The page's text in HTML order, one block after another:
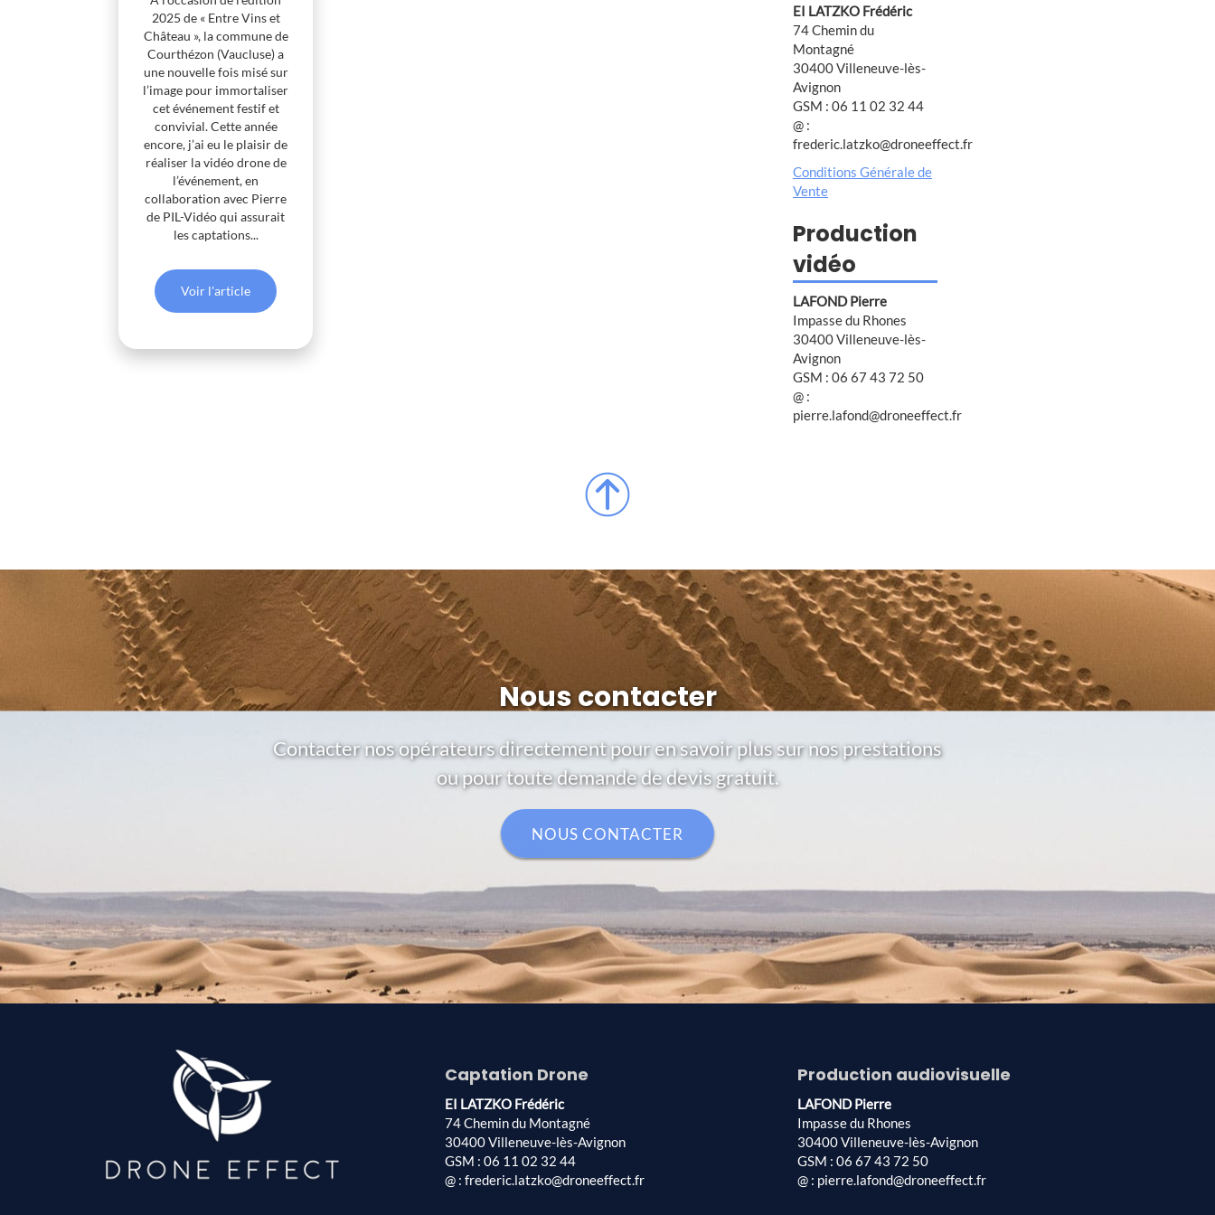
2025 de « Entre Vins et
Château », la commune de
Courthézon (Vaucluse) a
une nouvelle fois misé sur
l’image pour immortaliser
cet événement festif et
convivial. Cette année
encore, j’ai eu le plaisir de
réaliser la vidéo drone de
l’événement, en
collaboration avec Pierre
de PIL-Vidéo qui assurait
les captations...
Voir l'article
EI LATZKO Frédéric
74 Chemin du
Montagné
30400 Villeneuve-lès-
Avignon
GSM : 06 11 02 32 44
@ :
frederic.latzko@droneeffect.fr
Conditions Générale de
Vente
Production
vidéo
LAFOND Pierre
Impasse du Rhones
30400 Villeneuve-lès-
Avignon
GSM : 06 67 43 72 50
@ :
pierre.lafond@droneeffect.fr
Nous contacter
Contacter nos opérateurs directement pour en savoir plus sur nos prestations
ou pour toute demande de devis gratuit.
NOUS CONTACTER
Captation Drone
EI LATZKO Frédéric
74 Chemin du Montagné
30400 Villeneuve-lès-Avignon
GSM : 06 11 02 32 44
@ : frederic.latzko@droneeffect.fr
Production audiovisuelle
LAFOND Pierre
Impasse du Rhones
30400 Villeneuve-lès-Avignon
GSM : 06 67 43 72 50
@ : pierre.lafond@droneeffect.fr